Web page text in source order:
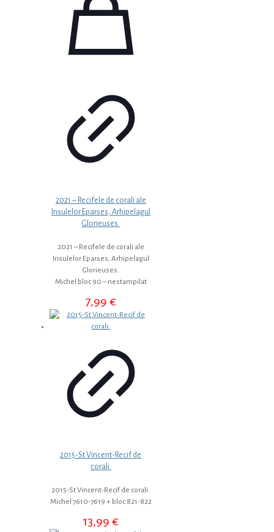
2021 – Recifele de corali ale
Insulelor Eparses, Arhipelagul
Glorieuses.
2021 – Recifele de corali ale
Insulelor Eparses, Arhipelagul
Glorieuses.
Michel bloc 90 – nestampilat
7,99€
2015-St.Vincent-Recif de
corali.
2015-St.Vincent-Recif de corali.
Michel 7610-7619 + bloc 821-822
13,99€